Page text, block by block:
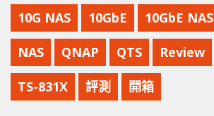
10G NAS 10GbE 10GbE NAS
NAS QNAP QTS Review
TS-831X 評測 開箱